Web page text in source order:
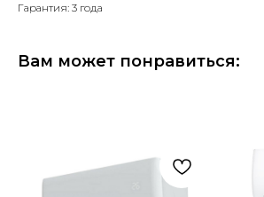
Гарантия: 3 года
Вам может понравиться: